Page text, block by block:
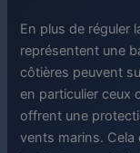
En plus de réguler
représentent une
côtières peuvent
en particulier ceux
offrent une
vents marins.